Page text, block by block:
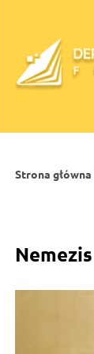
Strona główna
Nemezis